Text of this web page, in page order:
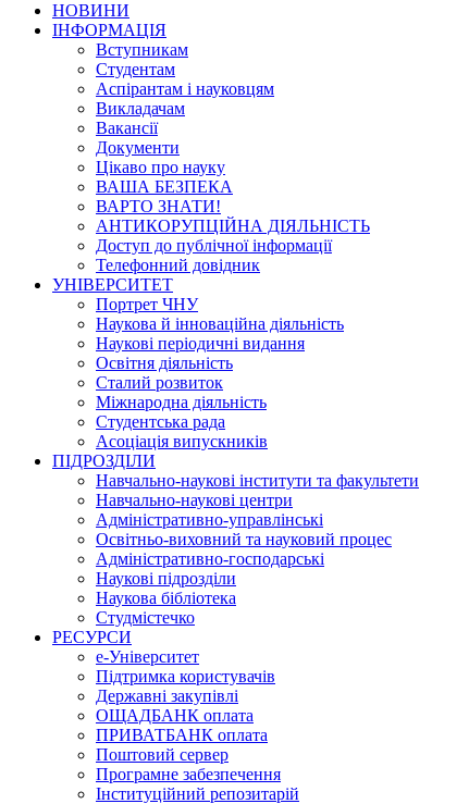
НОВИНИ
ІНФОРМАЦІЯ
Вступникам
Студентам
Аспірантам і науковцям
Викладачам
Вакансії
Документи
Цікаво про науку
ВАША БЕЗПЕКА
ВАРТО ЗНАТИ!
АНТИКОРУПЦІЙНА ДІЯЛЬНІСТЬ
Доступ до публічної інформації
Телефонний довідник
УНІВЕРСИТЕТ
Портрет ЧНУ
Наукова й інноваційна діяльність
Наукові періодичні видання
Освітня діяльність
Сталий розвиток
Міжнародна діяльність
Студентська рада
Асоціація випускників
ПІДРОЗДІЛИ
Навчально-наукові інститути та факультети
Навчально-наукові центри
Адміністративно-управлінські
Освітньо-виховний та науковий процес
Адміністративно-господарські
Наукові підрозділи
Наукова бібліотека
Студмістечко
РЕСУРСИ
е-Університет
Підтримка користувачів
Державні закупівлі
ОЩАДБАНК оплата
ПРИВАТБАНК оплата
Поштовий сервер
Програмне забезпечення
Інституційний репозитарій